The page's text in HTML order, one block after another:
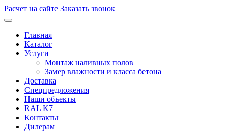
Расчет на сайте Заказать звонок
Главная
Каталог
Услуги
Монтаж наливных полов
Замер влажности и класса бетона
Доставка
Спецпредложения
Наши объекты
RAL K7
Контакты
Дилерам